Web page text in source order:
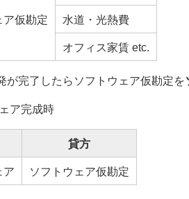
ア仮勘定 水道・光熱費
オフィス家賃 etc.
が完了したらソフトウェア仮勘定を
ア完成時
貸方
ア ソフトウェア仮勘定